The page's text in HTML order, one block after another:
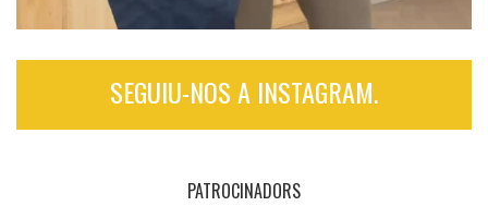
SEGUIU-NOS A INSTAGRAM.
PATROCINADORS